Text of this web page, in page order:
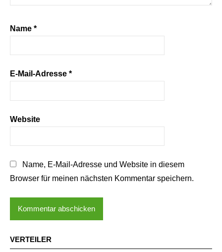
Name *
E-Mail-Adresse *
Website
Name, E-Mail-Adresse und Website in diesem
Browser für meinen nächsten Kommentar speichern.
VERTEILER